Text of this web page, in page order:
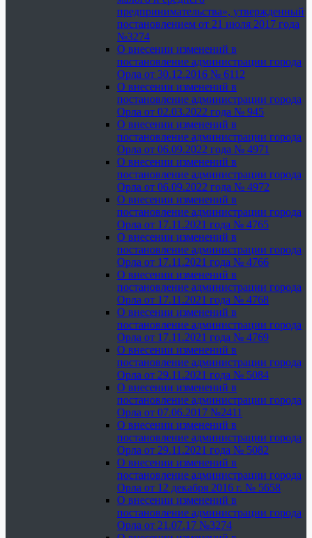
предпринимательства», утвержденный
постановлением от 21 июля 2017 года
№3274
О внесении изменений в
постановление администрации города
Орла от 30.12.2016 № 6112
О внесении изменений в
постановление администрации города
Орла от 02.03.2022 года № 945
О внесении изменений в
постановление администрации города
Орла от 06.09.2022 года № 4971
О внесении изменений в
постановление администрации города
Орла от 06.09.2022 года № 4972
О внесении изменений в
постановление администрации города
Орла от 17.11.2021 года № 4765
О внесении изменений в
постановление администрации города
Орла от 17.11.2021 года № 4766
О внесении изменений в
постановление администрации города
Орла от 17.11.2021 года № 4768
О внесении изменений в
постановление администрации города
Орла от 17.11.2021 года № 4769
О внесении изменений в
постановление администрации города
Орла от 29.11.2021 года № 5084
О внесении изменений в
постановление администрации города
Орла от 07.06.2017 №2411
О внесении изменений в
постановление администрации города
Орла от 29.11.2021 года № 5082
О внесении изменений в
постановление администрации города
Орла от 12 декабря 2016 г. № 5658
О внесении изменений в
постановление администрации города
Орла от 21.07.17 №3274